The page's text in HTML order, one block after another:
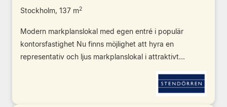
Stockholm, 137 m2
Modern markplanslokal med egen entré i populär
kontorsfastighet Nu finns möjlighet att hyra en
representativ och ljus markplanslokal i attraktivt...